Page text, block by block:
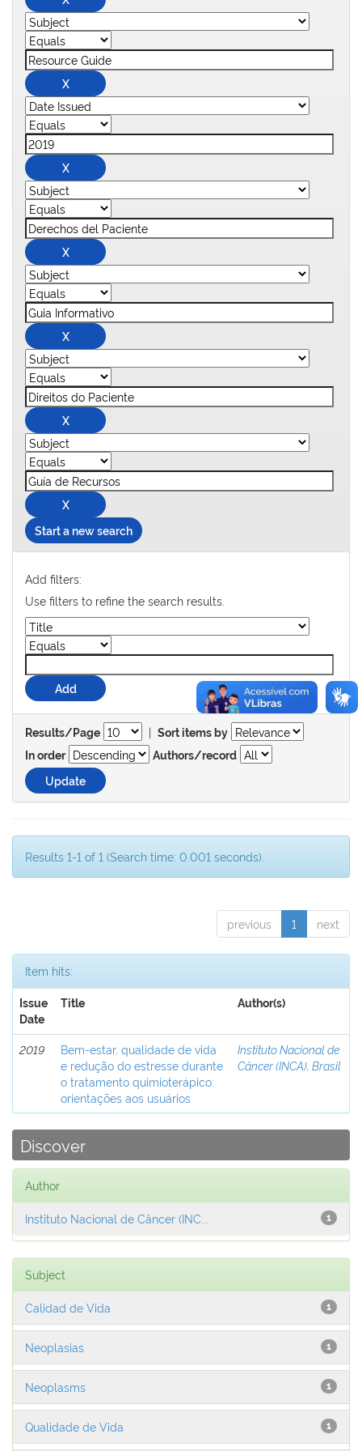
Start a new search
Add filters:
Use filters to refine the search results.
Results/Page | Sort items by
In order
Authors/record
Results 1-1 of 1 (Search time: 0.001 seconds).
previous 1 next
Item hits:
Issue
Date
Title Author(s)
2019
Bem-estar, qualidade de vida
e redução do estresse durante
o tratamento quimioterápico:
orientações aos usuários
Instituto Nacional de
Câncer (INCA), Brasil
Discover
Author
1
Instituto Nacional de Câncer (INC...
Subject
1
Calidad de Vida
1
Neoplasias
1
Neoplasms
1
Qualidade de Vida